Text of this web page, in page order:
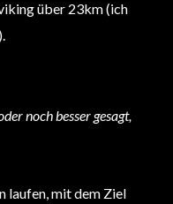
über 23km (ich
noch besser gesagt,
laufen, mit dem Ziel